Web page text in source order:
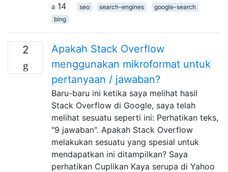
14
seo search-engines
google-search
bing
2
Apakah Stack Overflow
menggunakan mikroformat untuk
pertanyaan / jawaban?
Baru-baru ini ketika saya melihat hasil
Stack Overflow di Google, saya telah
melihat sesuatu seperti ini: Perhatikan teks,
"9 jawaban". Apakah Stack Overflow
melakukan sesuatu yang spesial untuk
mendapatkan ini ditampilkan? Saya
perhatikan Cuplikan Kaya serupa di Yahoo